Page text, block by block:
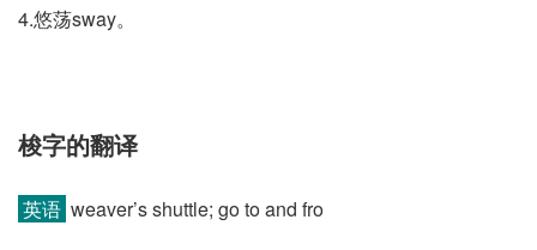
4.悠荡sway。
梭字的翻译
英语 weaver’s shuttle; go to and fro